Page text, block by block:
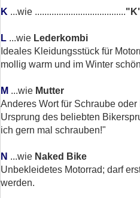
K ...wie ......................................
L ...wie Lederkombi
Ideales Kleidungsstück für
mollig warm und im Winter
M ...wie Mutter
Anderes Wort für Schraube oder
Ursprung des beliebten
ich gern mal schrauben!"
N ...wie Naked Bike
Unbekleidetes Motorrad; darf
werden.